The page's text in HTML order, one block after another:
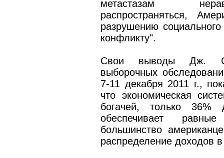
метастазам
распространяться,
разрушению
конфликту".
Свои выводы Дж.
выборочных
7-11 декабря 2011 г.,
что экономическая
богачей, только
обеспечивает
большинство
распределение